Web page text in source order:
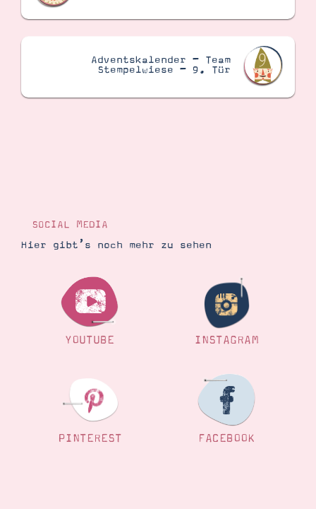
Adventskalender – Team
Stempelwiese – 9. Tür
SOCIAL MEDIA
Hier gibt’s noch mehr zu sehen
YOUTUBE INSTAGRAM
PINTEREST FACEBOOK